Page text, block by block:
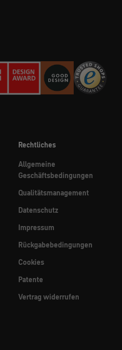
Rechtliches
Allgemeine
Geschäftsbedingungen
Qualitätsmanagement
Datenschutz
Impressum
Rückgabebedingungen
Cookies
Patente
Vertrag widerrufen